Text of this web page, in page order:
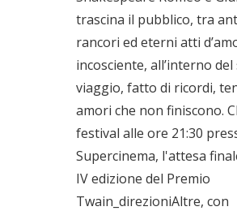
trascina il pubblico, tra
rancori ed eterni atti
incosciente, all’interno del
viaggio, fatto di ricordi,
amori che non finiscono.
festival alle ore 21:30
Supercinema, l'attesa
IV edizione del Premio
Twain_direzioniAltre, con